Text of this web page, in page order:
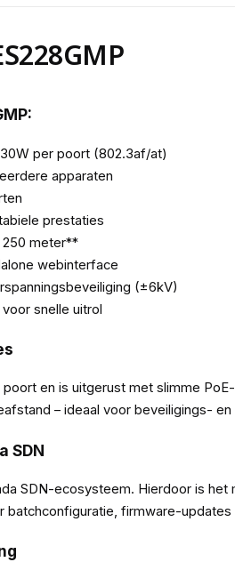
per poort (802.3af/at)
apparaten
prestaties
250 meter**
webinterface
(±6kV)
snelle uitrol
en is uitgerust met slimme
– ideaal voor beveiligings-
SDN
SDN-ecosysteem. Hierdoor is
batchconfiguratie, firmware-